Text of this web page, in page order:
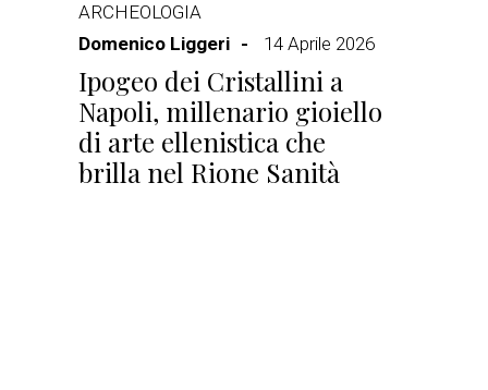
ARCHEOLOGIA
Domenico Liggeri
14 Aprile 2026
Ipogeo dei Cristallini a
Napoli, millenario gioiello
di arte ellenistica che
brilla nel Rione Sanità